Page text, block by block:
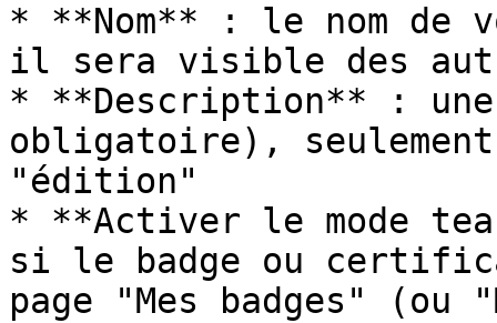
* **Nom** : le nom de
il sera visible des
* **Description** :
obligatoire),
"édition"
* **Activer le mode
si le badge ou
page "Mes badges"